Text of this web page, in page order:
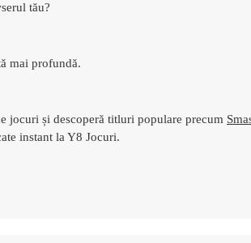
tău?
mai profundă.
jocuri și descoperă titluri populare precum
instant la Y8 Jocuri.